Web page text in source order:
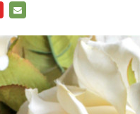
MAIL